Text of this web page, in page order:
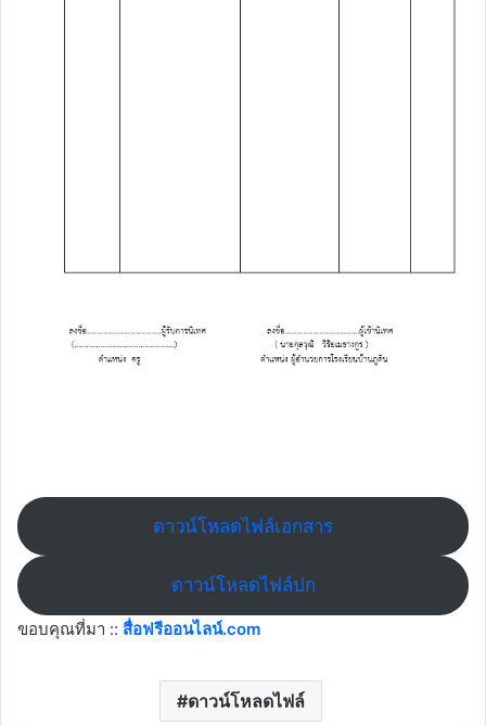
ดาวน์โหลดไฟล์เอกสาร
ดาวน์โหลดไฟล์ปก
ขอบคุณที่มา :: สื่อฟรีออนไลน์.com
ดาวน์โหลดไฟล์